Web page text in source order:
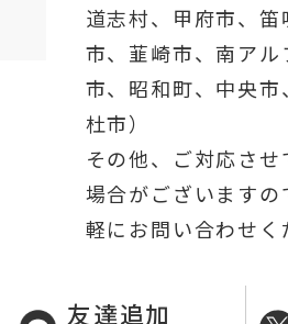
道志村、 甲府市、笛
市、韮崎市、南アル
市、昭和町、中央
杜市）
その他、ご対応させ
場合がございますの
軽にお問い合わせく
友達追加